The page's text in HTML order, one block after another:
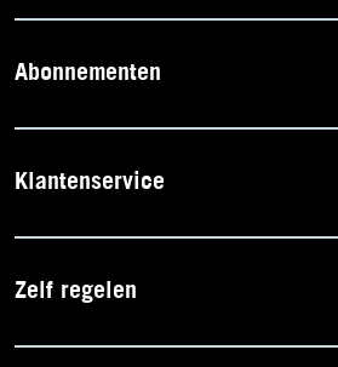
Abonnementen
Klantenservice
Zelf regelen